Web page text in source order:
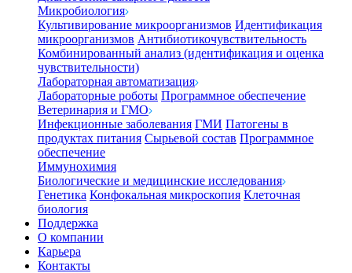
Микробиология
Культивирование микроорганизмов Идентификация
микроорганизмов Антибиотикочувствительность
Комбинированный анализ (идентификация и оценка
чувствительности)
Лабораторная автоматизация
Лабораторные роботы Программное обеспечение
Ветеринария и ГМО
Инфекционные заболевания ГМИ Патогены в
продуктах питания Сырьевой состав Программное
обеспечение
Иммунохимия
Биологические и медицинские исследования
Генетика Конфокальная микроскопия Клеточная
биология
Поддержка
О компании
Карьера
Контакты